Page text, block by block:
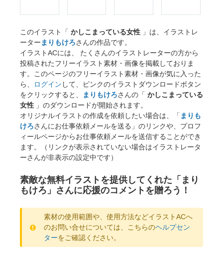
このイラスト「 かしこまっている女性 」は、イラストレ
ーターまりもけろさんの作品です。
イラストACには、 たくさんのイラストレーターの方から
投稿されたフリーイラスト素材・画像を掲載しておりま
す。このページのフリーイラスト素材・画像が気に入った
ら、
ログイン して、ピンクのイラストダウンロードボタン
をクリックすると、
まりもけろさんの「 かしこまっている
女性 」のダウンロードが開始されます。
オリジナルイラストの作成を依頼したい場合は、「 まりも
けろさんにお仕事依頼メールを送る」のリンクや、プロフ
ィールページからお仕事依頼メールを送信することができ
ます。（リンクが表示されていない場合はイラストレータ
ーさんが非表示の設定中です）
素敵な無料イラストを提供してくれた「まり
もけろ」さんに応援のコメントを贈ろう！
素材の使用範囲や、使用方法などイラストACへ
のお問い合せについては、こちらのヘルプセン
ターをご確認ください。